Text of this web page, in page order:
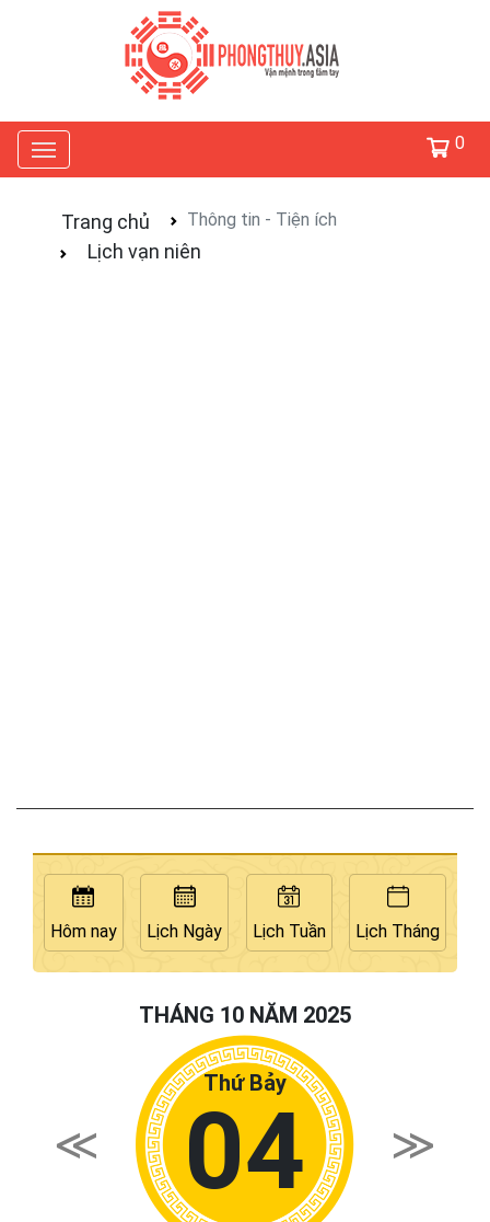
0
Trang chủ Thông tin - Tiện ích
Lịch vạn niên
Hôm nay Lịch Ngày Lịch Tuần Lịch Tháng
THÁNG 10 NĂM 2025
Thứ Bảy
04